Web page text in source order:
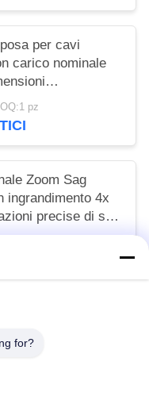
per cavi
carico nominale
e rivestimento
per una sicura
pz
Zoom Sag
ingrandimento 4x
precise di sag
senza contatto
for?